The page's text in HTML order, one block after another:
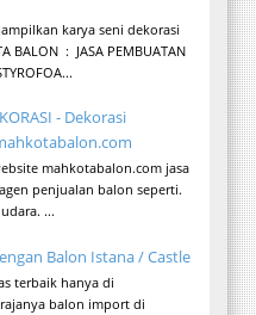
karya seni dekorasi
BALON : JASA PEMBUATAN
- Dekorasi
mahkotabalon.com jasa
penjualan balon seperti.
...
Balon Istana / Castle
terbaik hanya di
balon import di